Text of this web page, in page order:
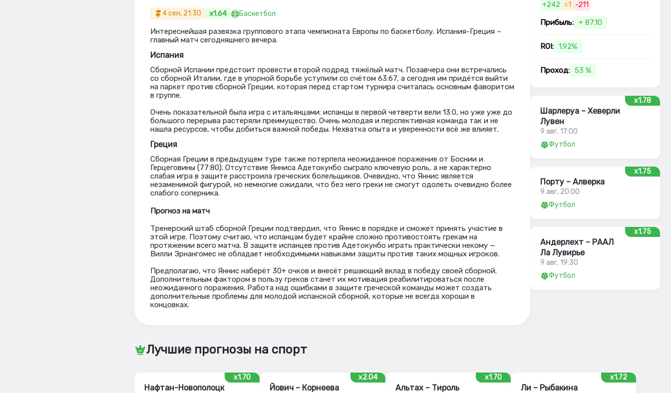
4 сен, 21:30 x1.64 Баскетбол
Интереснейшая развязка группового этапа чемпионата Европы по баскетболу. Испания-Греция –
главный матч сегодняшнего вечера.
Испания
Сборной Испании предстоит провести второй подряд тяжёлый матч. Позавчера они встречались
со сборной Италии, где в упорной борьбе уступили со счётом 63:67, а сегодня им придётся выйти
на паркет против сборной Греции, которая перед стартом турнира считалась основным фаворитом
в группе.
Очень показательной была игра с итальянцами: испанцы в первой четверти вели 13:0, но уже уже до
большого перерыва растеряли преимущество. Очень молодая и перспективная команда так и не
нашла ресурсов, чтобы добиться важной победы. Нехватка опыта и уверенности всё же влияет.
Греция
Сборная Греции в предыдущем туре также потерпела неожиданное поражение от Боснии и
Герцеговины (77:80). Отсутствие Янниса Адетокунбо сыграло ключевую роль, а не характерно
слабая игра в защите расстроила греческих болельщиков. Очевидно, что Яннис является
незаменимой фигурой, но немногие ожидали, что без него греки не смогут одолеть очевидно более
слабого соперника.
Прогноз на матч
Тренерский штаб сборной Греции подтвердил, что Яннис в порядке и сможет принять участие в
этой игре. Поэтому считаю, что испанцам будет крайне сложно противостоять грекам на
протяжении всего матча. В защите испанцев против Адетокунбо играть практически некому —
Вилли Эрнангомес не обладает необходимыми навыками защиты против таких мощных игроков.
Предполагаю, что Яннис наберёт 30+ очков и внесёт решающий вклад в победу своей сборной.
Дополнительным фактором в пользу греков станет их мотивация реабилитироваться после
неожиданного поражения. Работа над ошибками в защите греческой команды может создать
дополнительные проблемы для молодой испанской сборной, которые не всегда хороши в
концовках.
+242 =1 -211
Прибыль: + 87.10
ROI: 1.92%
Проход: 53 %
x1.78
Шарлеруа – Хеверли
Лувен
9 авг, 17:00
Футбол
x1.75
Порту – Алверка
9 авг, 20:00
Футбол
x1.75
Андерлехт – РААЛ
Ла Лувирье
9 авг, 19:30
Футбол
Лучшие прогнозы на спорт
x1.70
Нафтан-Новополоцк
x2.04
Йович – Корнеева
x1.70
Альтах – Тироль
x1.72
Ли – Рыбакина